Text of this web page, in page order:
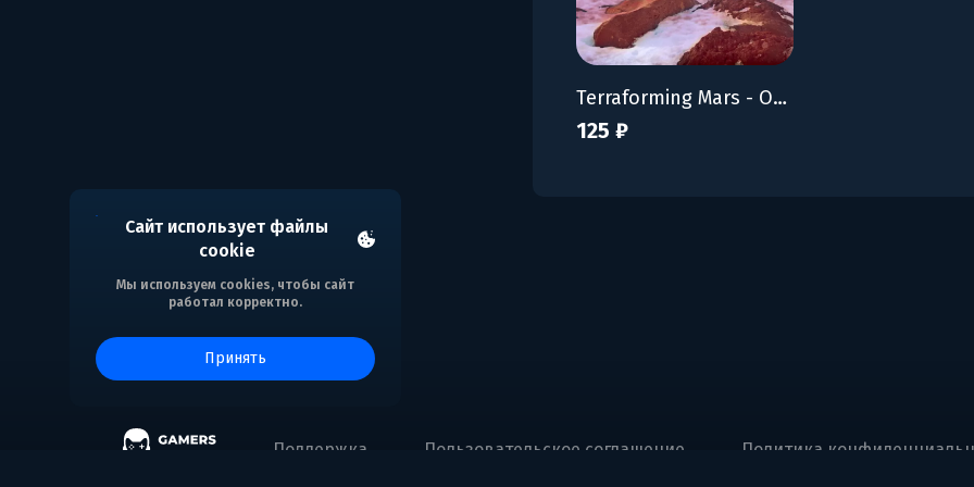
Сайт использует файлы
cookie
Мы используем cookies, чтобы сайт
работал корректно.
принять
Terraforming Mars - Original Promo Pack
125 ₽
Поддержка Пользовательское соглашение Политика